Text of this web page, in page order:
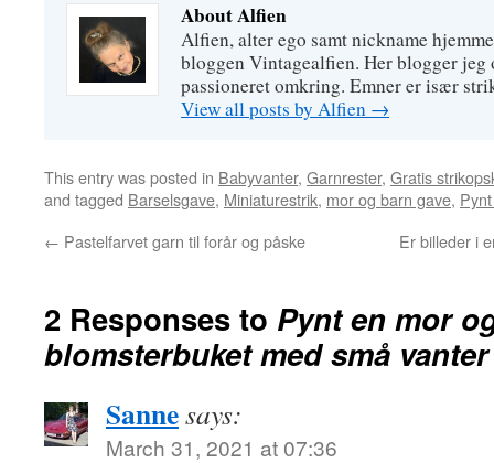
About Alfien
Alfien, alter ego samt nickname
bloggen Vintagealfien. Her blogger jeg
passioneret omkring. Emner er især
View all posts by Alfien →
This entry was posted in Babyvanter, Garnrester, Gratis
and tagged Barselsgave, Miniaturestrik, mor og barn gave,
← Pastelfarvet garn til forår og påske Er billeder i
2 Responses to Pynt en mor
blomsterbuket med små vanter
Sannesays:
March 31, 2021 at 07:36